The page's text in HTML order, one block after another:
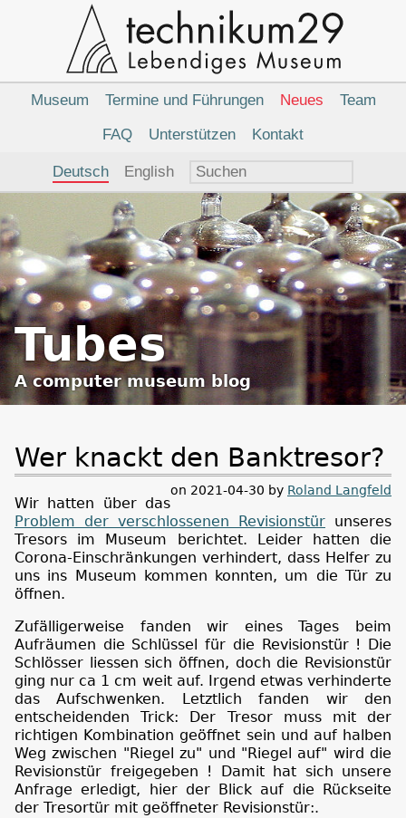
Tubes
Acomputer museumblog
Wer knackt den Banktresor?
on 2021-04-30 by Roland Langfeld
Wir hatten über das
Problem der verschlossenen Revisionstür unseres
Tresors im Museum berichtet. Leider hatten die
Corona-Einschränkungen verhindert, dass Helfer zu
uns ins Museum kommen konnten, um die Tür zu
öffnen.
Zufälligerweise fanden wir eines Tages beim
Aufräumen die Schlüssel für die Revisionstür ! Die
Schlösser liessen sich öffnen, doch die Revisionstür
ging nur ca 1 cm weit auf. Irgend etwas verhinderte
das Aufschwenken. Letztlich fanden wir den
entscheidenden Trick: Der Tresor muss mit der
richtigen Kombination geöffnet sein und auf halben
Weg zwischen "Riegel zu" und "Riegel auf" wird die
Revisionstür freigegeben ! Damit hat sich unsere
Anfrage erledigt, hier der Blick auf die Rückseite
der Tresortür mit geöffneter Revisionstür:.
Hauptnavigation
Museum Termine und Führungen Neues
Team
FAQ
Unterstützen Kontakt
Sprachauswahl
Deutsch English